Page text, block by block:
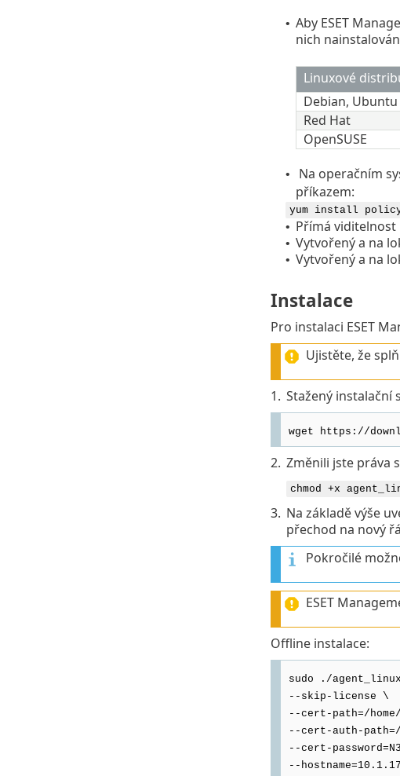
• Aby ESET
nich
Linuxové
Debian, Ubuntu
Red Hat
OpenSUSE
• Na operačním
příkazem:
yum install
• Přímá viditelnost
• Vytvořený a na
• Vytvořený a na
Instalace
Pro instalaci ESET
Ujistěte, že
1. Stažený instalační
wget https://
2. Změnili jste práva
chmod +x
3. Na základě výše
přechod na nový
Pokročilé
ESET
Offline instalace:
sudo ./
--skip-license \
--cert-path=/
--cert-auth-path=/
--cert-
--